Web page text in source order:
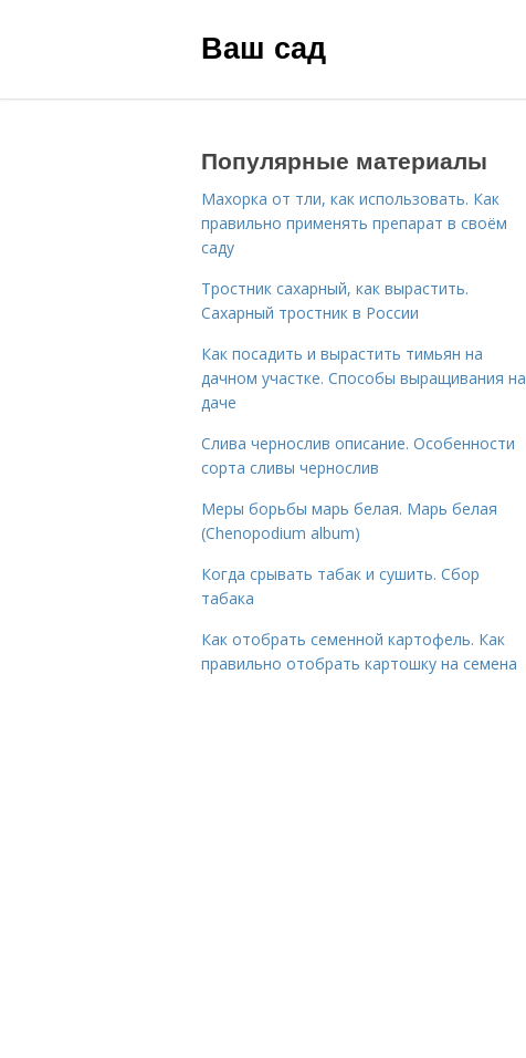
Ваш сад
Популярные материалы
Махорка от тли, как использовать. Как
правильно применять препарат в своём
саду
Тростник сахарный, как вырастить.
Сахарный тростник в России
Как посадить и вырастить тимьян на
дачном участке. Способы выращивания на
даче
Слива чернослив описание. Особенности
сорта сливы чернослив
Меры борьбы марь белая. Марь белая
(Chenopodium album)
Когда срывать табак и сушить. Сбор
табака
Как отобрать семенной картофель. Как
правильно отобрать картошку на семена